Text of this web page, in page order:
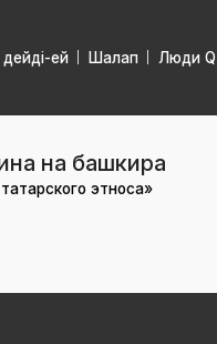
дейді-ей Шалап Люди Q
на башкира
этноса»